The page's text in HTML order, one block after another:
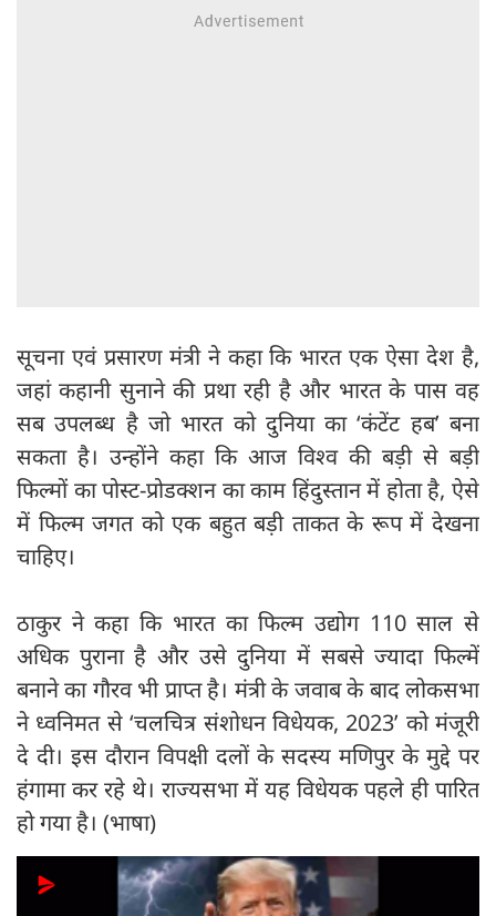
सूचना एवं प्रसारण मंत्री ने कहा कि भारत एक ऐसा देश है,
जहां कहानी सुनाने की प्रथा रही है और भारत के पास वह
सब उपलब्ध है जो भारत को दुनिया का ‘कंटेंट हब’ बना
सकता है। उन्होंने कहा कि आज विश्व की बड़ी से बड़ी
फिल्मों का पोस्ट-प्रोडक्शन का काम हिंदुस्तान में होता है, ऐसे
में फिल्म जगत को एक बहुत बड़ी ताकत के रूप में देखना
चाहिए।
ठाकुर ने कहा कि भारत का फिल्म उद्योग 110 साल से
अधिक पुराना है और उसे दुनिया में सबसे ज्यादा फिल्में
बनाने का गौरव भी प्राप्त है। मंत्री के जवाब के बाद लोकसभा
ने ध्वनिमत से ‘चलचित्र संशोधन विधेयक, 2023’ को मंजूरी
दे दी। इस दौरान विपक्षी दलों के सदस्य मणिपुर के मुद्दे पर
हंगामा कर रहे थे। राज्यसभा में यह विधेयक पहले ही पारित
हो गया है। (भाषा)